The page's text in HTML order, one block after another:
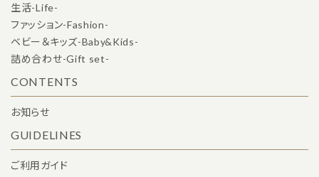
生活-Life-
ファッション-Fashion-
ベビー＆キッズ-Baby&Kids-
詰め合わせ-Gift set-
CONTENTS
お知らせ
GUIDELINES
ご利用ガイド